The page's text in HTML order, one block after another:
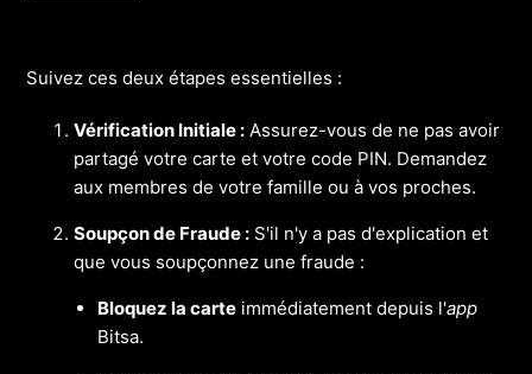
Suivez ces deux étapes essentielles :
Vérification Initiale : Assurez-vous de ne pas avoir
partagé votre carte et votre code PIN. Demandez
aux membres de votre famille ou à vos proches.
Soupçon de Fraude : S'il n'y a pas d'explication et
que vous soupçonnez une fraude :
Bloquez la carte immédiatement depuis l'app
Bitsa.